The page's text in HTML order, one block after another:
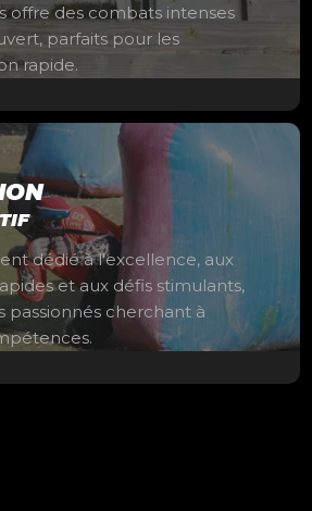
offre des combats intenses
parfaits pour les
rapide.
dédié à l'excellence, aux
et aux défis stimulants,
passionnés cherchant à